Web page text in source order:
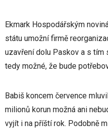
Ekmark Hospodářským
státu umožní firmě
uzavření dolu Paskov a s tím
tedy možné, že bude
Babiš koncem července
milionů korun možná ani
vyjít i na příští rok. Podobně